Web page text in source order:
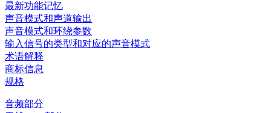
最新功能记忆
声音模式和声道输出
声音模式和环绕参数
输入信号的类型和对应的声音模式
术语解释
商标信息
规格
音频部分